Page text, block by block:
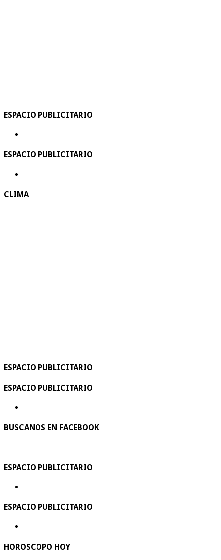
ESPACIO PUBLICITARIO
ESPACIO PUBLICITARIO
CLIMA
ESPACIO PUBLICITARIO
ESPACIO PUBLICITARIO
BUSCANOS EN FACEBOOK
ESPACIO PUBLICITARIO
ESPACIO PUBLICITARIO
HOROSCOPO HOY